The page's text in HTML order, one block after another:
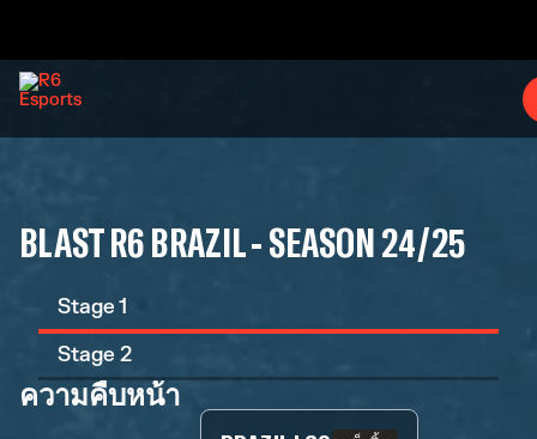
BLAST R6 BRAZIL - SEASON 24/25
Stage 1
Stage 2
ความคืบหน้า